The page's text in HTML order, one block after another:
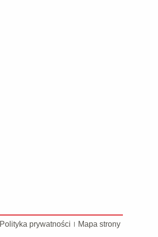
Polityka prywatności Mapa strony